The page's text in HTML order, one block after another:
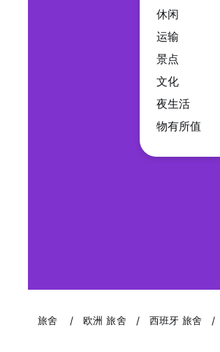
休闲
运输
景点
文化
夜生活
物有所值
旅舍 欧洲 旅舍 西班牙 旅舍